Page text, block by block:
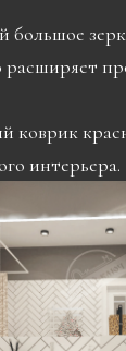
большое
интерьера.